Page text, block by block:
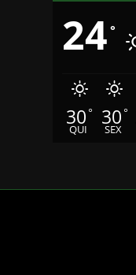
24°
30 °
QUI
30 °
SEX